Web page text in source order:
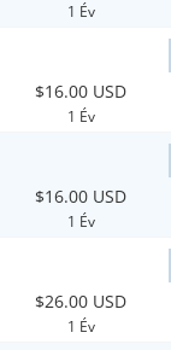
1 Év
$16.00 USD
1 Év
$16.00 USD
1 Év
$26.00 USD
1 Év